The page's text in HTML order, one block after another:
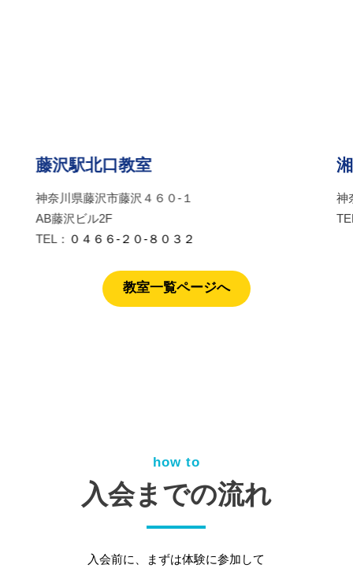
藤沢駅北口教室
神奈川県藤沢市藤沢４６０-１
AB藤沢ビル2F
TEL： ０４６６-２０-８０３２
神
教室一覧ページへ
how to
入会までの流れ
入会前に、まずは体験に参加して